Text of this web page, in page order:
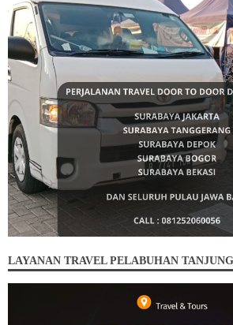
LAYANAN TRAVEL PELABUHAN